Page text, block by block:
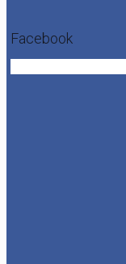
Facebook